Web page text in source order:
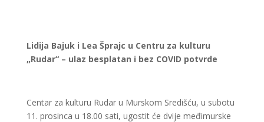
Lidija Bajuk i Lea Šprajc u Centru za kulturu
„Rudar“ – ulaz besplatan i bez COVID potvrde
Centar za kulturu Rudar u Murskom Središću, u subotu
11. prosinca u 18.00 sati, ugostit će dvije međimurske